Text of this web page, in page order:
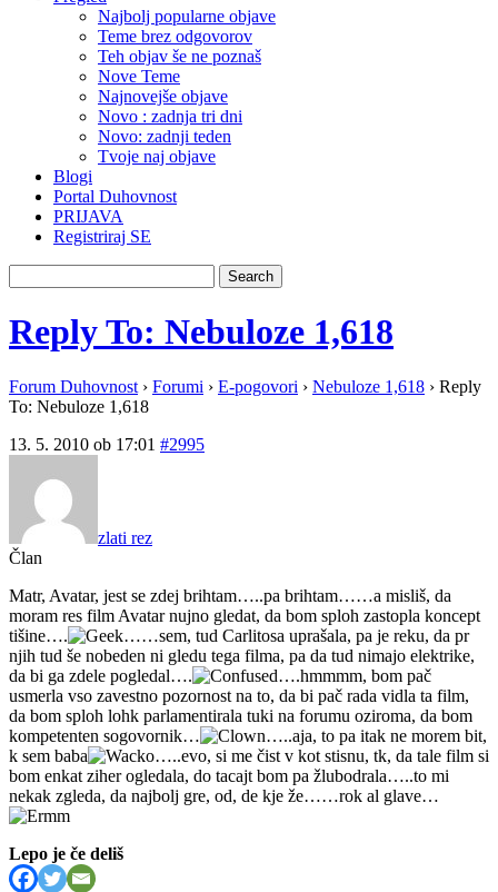
Najbolj popularne objave
Teme brez odgovorov
Teh objav še ne poznaš
Nove Teme
Najnovejše objave
Novo : zadnja tri dni
Novo: zadnji teden
Tvoje naj objave
Blogi
Portal Duhovnost
PRIJAVA
Registriraj SE
Reply To: Nebuloze 1,618
Forum Duhovnost › Forumi › E-pogovori › Nebuloze 1,618 › Reply
To: Nebuloze 1,618
13. 5. 2010 ob 17:01 #2995
zlati rez
Član
Matr, Avatar, jest se zdej brihtam…..pa brihtam……a misliš, da
moram res film Avatar nujno gledat, da bom sploh zastopla koncept
tišine….
……sem, tud Carlitosa uprašala, pa je reku, da pr
njih tud še nobeden ni gledu tega filma, pa da tud nimajo elektrike,
da bi ga zdele pogledal….
….hmmmm, bom pač
usmerla vso zavestno pozornost na to, da bi pač rada vidla ta film,
da bom sploh lohk parlamentirala tuki na forumu oziroma, da bom
kompetenten sogovornik…
…..aja, to pa itak ne morem bit,
k sem baba
…..evo, si me čist v kot stisnu, tk, da tale film si
bom enkat ziher ogledala, do tacajt bom pa žlubodrala…..to mi
nekak zgleda, da najbolj gre, od, de kje že……rok al glave…
Lepo je če deliš